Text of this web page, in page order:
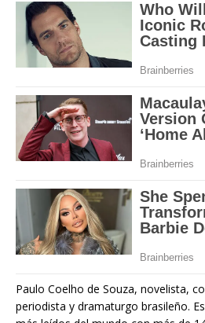
Paulo Coelho de Souza, novelista,
periodista y dramaturgo brasileño.